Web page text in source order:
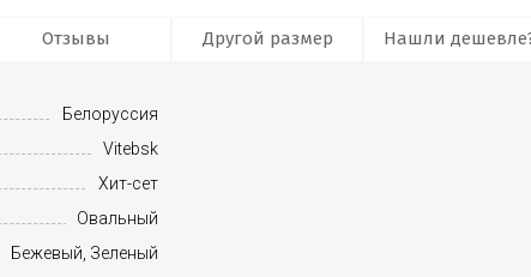
Отзывы Другой размер Нашли
Белоруссия
Vitebsk
Хит-сет
Овальный
Бежевый, Зеленый